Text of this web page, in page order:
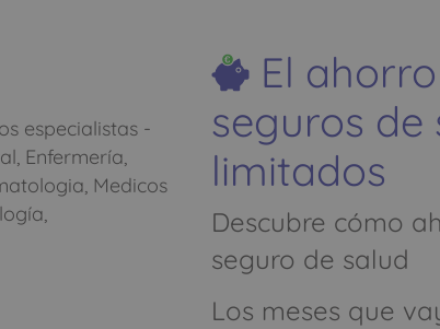
especialistas -
Enfermería,
Medicos
El
seguros
limitados
Descubre cómo
seguro de salud
Los meses que